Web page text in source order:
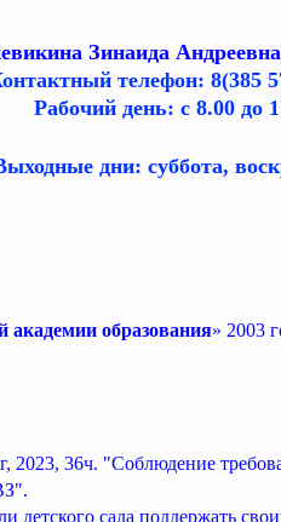
Зинаида Андреевна
телефон: 8(385
Рабочий день: с 8.00 до
дни: суббота,
академии образования» 2003
2023, 36ч. "Соблюдение
сада поддержать